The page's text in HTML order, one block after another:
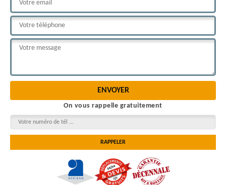
On vous rappelle gratuitement